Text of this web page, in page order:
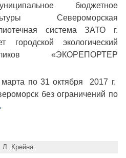
бюджетное
Североморская
система ЗАТО г.
городской экологический
«ЭКОРЕПОРТЕР
по 31 октября 2017 г.
без ограничений по
Л. Крейна